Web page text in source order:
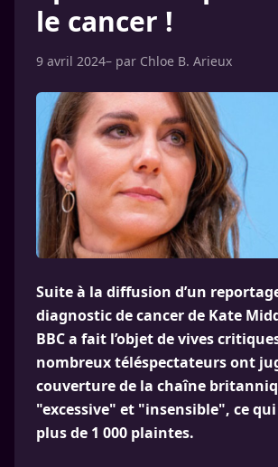
le cancer !
9 avril 2024– par Chloe B. Arieux
Suite à la diffusion d’un
diagnostic de cancer de Kate
BBC a fait l’objet de vives
nombreux téléspectateurs ont
couverture de la chaîne
"excessive" et "insensible", ce
plus de 1 000 plaintes.